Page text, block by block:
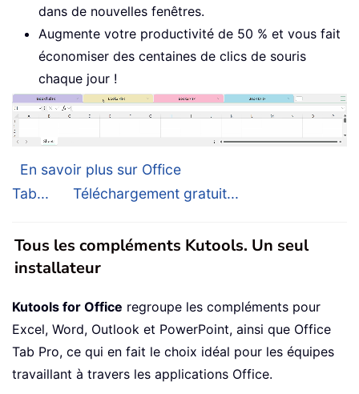
dans de nouvelles fenêtres.
Augmente votre productivité de 50 % et vous fait
économiser des centaines de clics de souris
chaque jour !
En savoir plus sur Office
Tab...
Téléchargement gratuit...
Tous les compléments Kutools. Un seul
installateur
Kutools for Office regroupe les compléments pour
Excel, Word, Outlook et PowerPoint, ainsi que Office
Tab Pro, ce qui en fait le choix idéal pour les équipes
travaillant à travers les applications Office.